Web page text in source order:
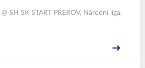
@ SH SK START PŘEROV, Národní liga,